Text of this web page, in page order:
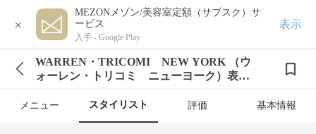
×
MEZONメゾン/美容室定額（サブスク）サ
ービス
入手 - Google Play
表示
WARREN・TRICOMI NEW YORK （ウ
ォーレン・トリコミ ニューヨーク）表参
メニュー スタイリスト 評価 基本情報